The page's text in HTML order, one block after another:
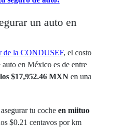
un auto en
de la CONDUSEF, el costo
en México es de entre
$17,952.46 MXNen una
tu coche en miituo
$0.21 centavos por km